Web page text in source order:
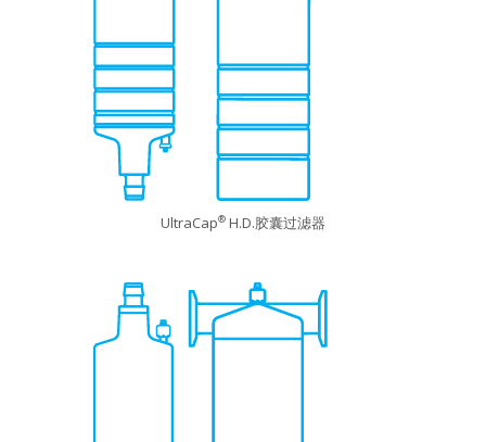
UltraCap® H.D.胶囊过滤器